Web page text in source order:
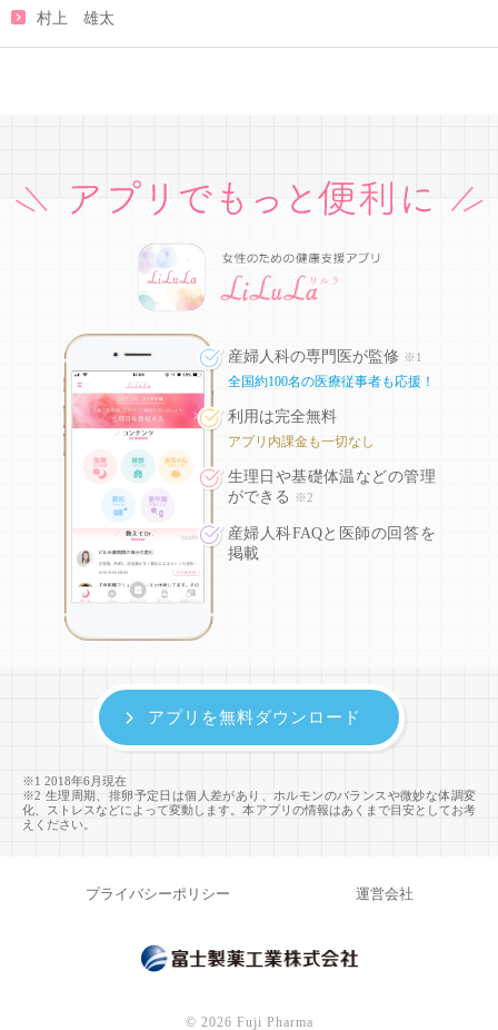
村上 雄太
産婦人科の専門医が監修 ※1
全国約100名の医療従事者も応援！
利用は完全無料
アプリ内課金も一切なし
生理日や基礎体温などの管理
ができる
※2
産婦人科FAQと医師の回答を
掲載
※1 2018年6月現在
※2 生理周期、排卵予定日は個人差があり、ホルモンのバランスや微妙な体調変
化、ストレスなどによって変動します。本アプリの情報はあくまで目安としてお考
えください。
アプリを無料ダウンロード
プライバシーポリシー 運営会社
© 2026 Fuji Pharma